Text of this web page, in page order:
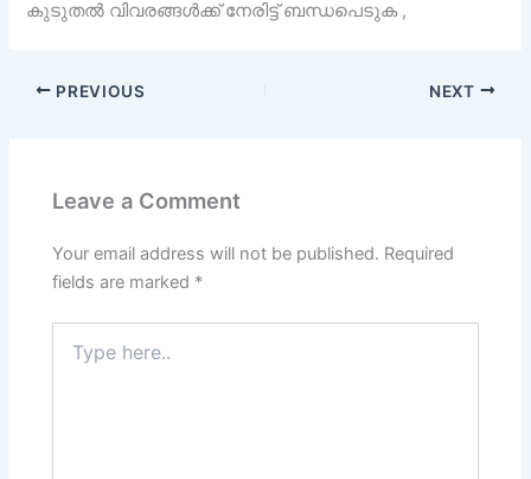
കുടുതൽ വിവരങ്ങൾക്ക് നേരിട്ട് ബന്ധപെടുക ,
PREVIOUS NEXT
Leave a Comment
Your email address will not be published. Required
fields are marked *
here..